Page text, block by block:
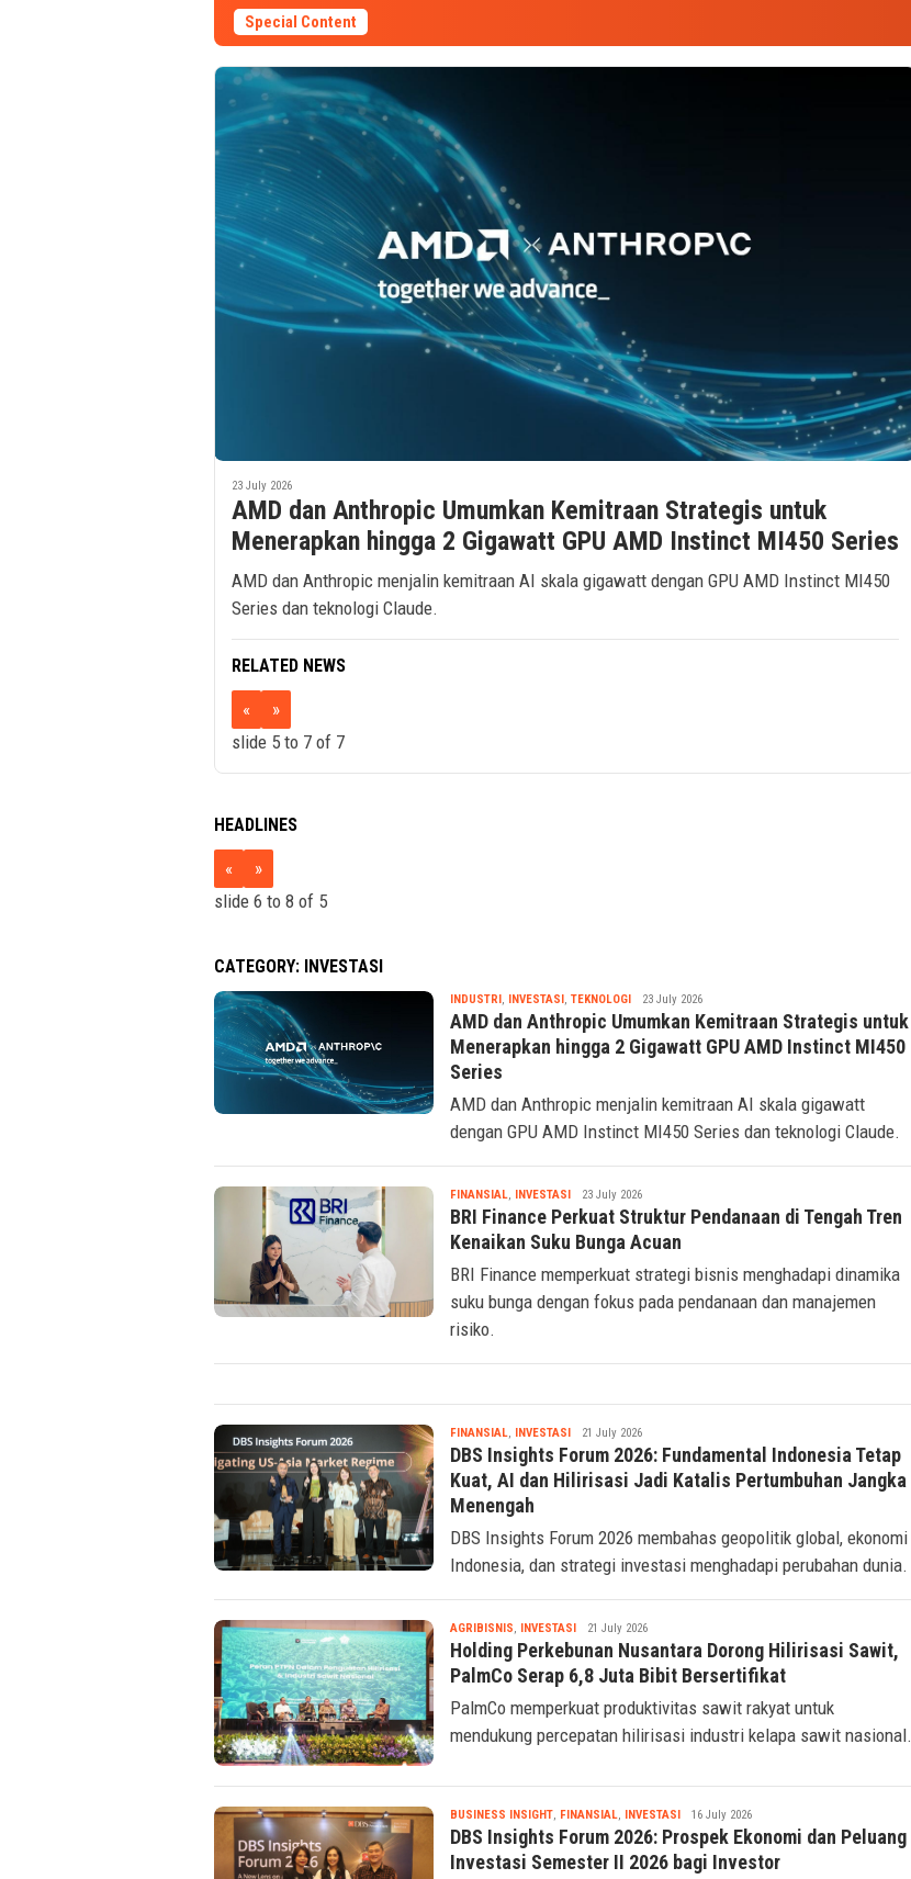
Special Content
23 July 2026
AMD dan Anthropic Umumkan Kemitraan Strategis untuk
Menerapkan hingga 2 Gigawatt GPU AMD Instinct MI450 Series
AMD dan Anthropic menjalin kemitraan AI skala gigawatt dengan GPU AMD Instinct MI450
Series dan teknologi Claude.
RELATED NEWS
«
»
slide 6 to 8 of 7
HEADLINES
«
»
slide 7 to 9 of 5
CATEGORY: INVESTASI
INDUSTRI, INVESTASI, TEKNOLOGITsaqif
Ridwan
23 July 2026
AMD dan Anthropic Umumkan Kemitraan Strategis untuk
Menerapkan hingga 2 Gigawatt GPU AMD Instinct MI450
Series
AMD dan Anthropic menjalin kemitraan AI skala gigawatt
dengan GPU AMD Instinct MI450 Series dan teknologi Claude.
FINANSIAL, INVESTASITsaqif
Ridwan
23 July 2026
BRI Finance Perkuat Struktur Pendanaan di Tengah Tren
Kenaikan Suku Bunga Acuan
BRI Finance memperkuat strategi bisnis menghadapi dinamika
suku bunga dengan fokus pada pendanaan dan manajemen
risiko.
FINANSIAL, INVESTASITsaqif
Ridwan
21 July 2026
DBS Insights Forum 2026: Fundamental Indonesia Tetap
Kuat, AI dan Hilirisasi Jadi Katalis Pertumbuhan Jangka
Menengah
DBS Insights Forum 2026 membahas geopolitik global, ekonomi
Indonesia, dan strategi investasi menghadapi perubahan dunia.
AGRIBISNIS, INVESTASITsaqif
Ridwan
21 July 2026
Holding Perkebunan Nusantara Dorong Hilirisasi Sawit,
PalmCo Serap 6,8 Juta Bibit Bersertifikat
PalmCo memperkuat produktivitas sawit rakyat untuk
mendukung percepatan hilirisasi industri kelapa sawit nasional.
BUSINESS INSIGHT, FINANSIAL, INVESTASI Tsaqif
Ridwan
16 July 2026
DBS Insights Forum 2026: Prospek Ekonomi dan Peluang
Investasi Semester II 2026 bagi Investor